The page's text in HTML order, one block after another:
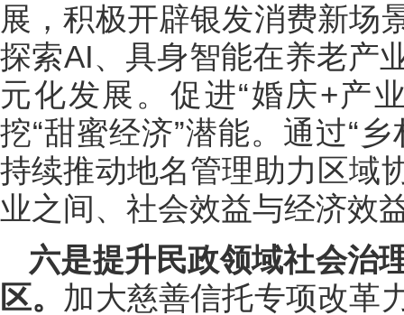
展，积极开辟银发消费新场
探索AI、具身智能在养老产
元化发展。促进“婚庆+产
挖“甜蜜经济”潜能。通过“
持续推动地名管理助力区域
业之间、社会效益与经济效
六是提升民政领域社会治
区。 加大慈善信托专项改革